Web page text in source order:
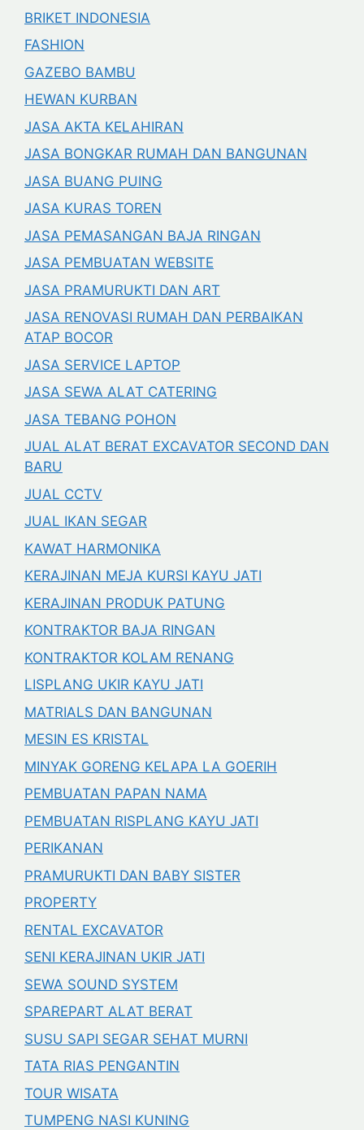
BRIKET INDONESIA
FASHION
GAZEBO BAMBU
HEWAN KURBAN
JASA AKTA KELAHIRAN
JASA BONGKAR RUMAH DAN BANGUNAN
JASA BUANG PUING
JASA KURAS TOREN
JASA PEMASANGAN BAJA RINGAN
JASA PEMBUATAN WEBSITE
JASA PRAMURUKTI DAN ART
JASA RENOVASI RUMAH DAN PERBAIKAN
ATAP BOCOR
JASA SERVICE LAPTOP
JASA SEWA ALAT CATERING
JASA TEBANG POHON
JUAL ALAT BERAT EXCAVATOR SECOND DAN
BARU
JUAL CCTV
JUAL IKAN SEGAR
KAWAT HARMONIKA
KERAJINAN MEJA KURSI KAYU JATI
KERAJINAN PRODUK PATUNG
KONTRAKTOR BAJA RINGAN
KONTRAKTOR KOLAM RENANG
LISPLANG UKIR KAYU JATI
MATRIALS DAN BANGUNAN
MESIN ES KRISTAL
MINYAK GORENG KELAPA LA GOERIH
PEMBUATAN PAPAN NAMA
PEMBUATAN RISPLANG KAYU JATI
PERIKANAN
PRAMURUKTI DAN BABY SISTER
PROPERTY
RENTAL EXCAVATOR
SENI KERAJINAN UKIR JATI
SEWA SOUND SYSTEM
SPAREPART ALAT BERAT
SUSU SAPI SEGAR SEHAT MURNI
TATA RIAS PENGANTIN
TOUR WISATA
TUMPENG NASI KUNING